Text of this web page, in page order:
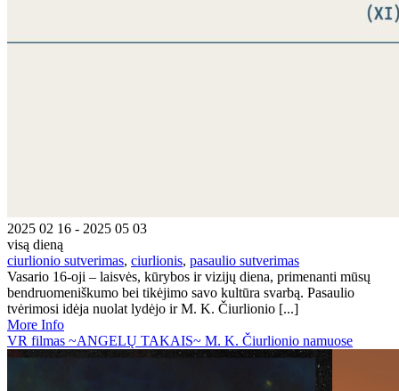
2025 02 16 - 2025 05 03
visą dieną
ciurlionio sutverimas, ciurlionis, pasaulio sutverimas
Vasario 16-oji – laisvės, kūrybos ir vizijų diena, primenanti mūsų
bendruomeniškumo bei tikėjimo savo kultūra svarbą. Pasaulio
tvėrimosi idėja nuolat lydėjo ir M. K. Čiurlionio [...]
More Info
VR filmas ~ANGELŲ TAKAIS~ M. K. Čiurlionio namuose